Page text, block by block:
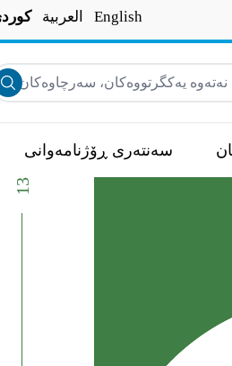
English العربية
يه‌كگرتووه‌كان، سه‌رچاوه‌كان،
سەنتەری ڕۆژنامەوانی
13